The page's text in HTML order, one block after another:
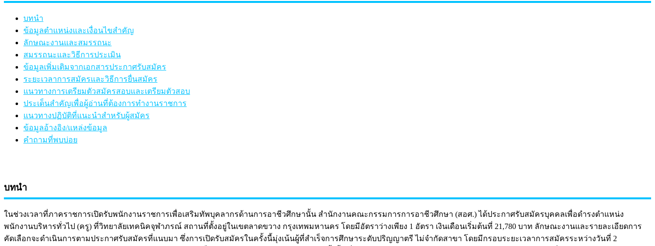
บทนำ
ข้อมูลตำแหน่งและเงื่อนไขสำคัญ
ลักษณะงานและสมรรถนะ
สมรรถนะและวิธีการประเมิน
ข้อมูลเพิ่มเติมจากเอกสารประกาศรับสมัคร
ระยะเวลาการสมัครและวิธีการยื่นสมัคร
แนวทางการเตรียมตัวสมัครสอบและเตรียมตัวสอบ
ประเด็นสำคัญเพื่อผู้อ่านที่ต้องการทำงานราชการ
แนวทางปฏิบัติที่แนะนำสำหรับผู้สมัคร
ข้อมูลอ้างอิง/แหล่งข้อมูล
คำถามที่พบบ่อย
บทนำ
ในช่วงเวลาที่ภาคราชการเปิดรับพนักงานราชการเพื่อเสริมทัพบุคลากรด้านการอาชีวศึกษานั้น สำนักงานคณะกรรมการการอาชีวศึกษา (สอศ.) ได้ประกาศรับสมัครบุคคลเพื่อดำรงตำแหน่ง
พนักงานบริหารทั่วไป (ครู) ที่วิทยาลัยเทคนิคจุฬาภรณ์ สถานที่ตั้งอยู่ในเขตลาดขวาง กรุงเทพมหานคร โดยมีอัตราว่างเพียง 1 อัตรา เงินเดือนเริ่มต้นที่ 21,780 บาท ลักษณะงานและรายละเอียดการ
คัดเลือกจะดำเนินการตามประกาศรับสมัครที่แนบมา ซึ่งการเปิดรับสมัครในครั้งนี้มุ่งเน้นผู้ที่สำเร็จการศึกษาระดับปริญญาตรี ไม่จำกัดสาขา โดยมีกรอบระยะเวลาการสมัครระหว่างวันที่ 2